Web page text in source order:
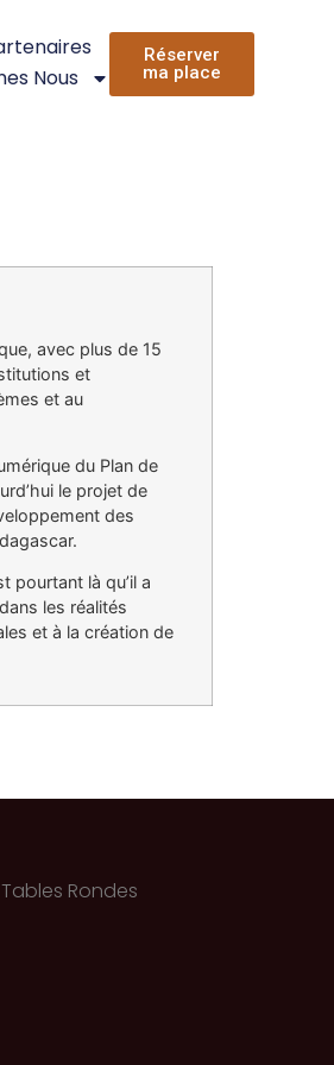
Nous
Réserver
ma place
avec plus de 15
et
et au
du Plan de
le projet de
des
pourtant là qu’il a
les réalités
et à la création de
Rondes